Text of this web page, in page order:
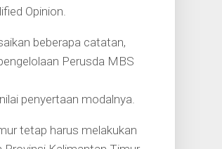
Opinion.
beberapa catatan,
Perusda MBS
penyertaan modalnya.
tetap harus melakukan